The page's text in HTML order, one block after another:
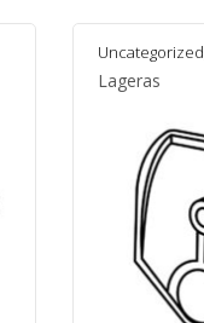
Uncategorized
Lageras